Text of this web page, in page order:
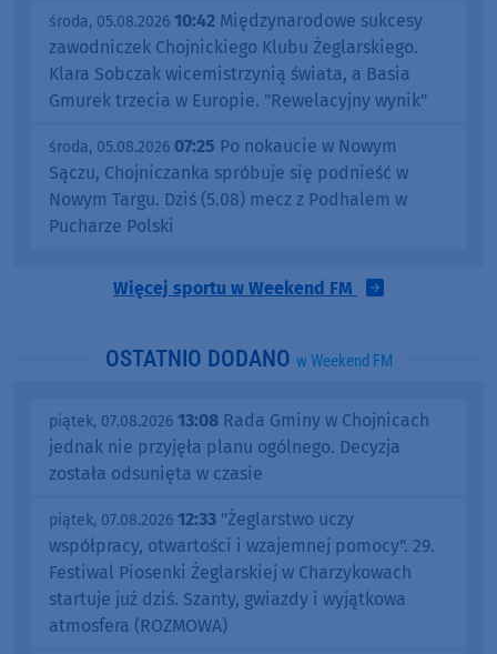
środa, 05.08.2026 10:42 Międzynarodowe sukcesy
zawodniczek Chojnickiego Klubu Żeglarskiego.
Klara Sobczak wicemistrzynią świata, a Basia
Gmurek trzecia w Europie. "Rewelacyjny wynik"
środa, 05.08.2026 07:25 Po nokaucie w Nowym
Sączu, Chojniczanka spróbuje się podnieść w
Nowym Targu. Dziś (5.08) mecz z Podhalem w
Pucharze Polski
Więcej sportu w Weekend FM
OSTATNIO DODANO w Weekend FM
piątek, 07.08.2026 13:08 Rada Gminy w Chojnicach
jednak nie przyjęła planu ogólnego. Decyzja
została odsunięta w czasie
piątek, 07.08.2026 12:33 "Żeglarstwo uczy
współpracy, otwartości i wzajemnej pomocy". 29.
Festiwal Piosenki Żeglarskiej w Charzykowach
startuje już dziś. Szanty, gwiazdy i wyjątkowa
atmosfera (ROZMOWA)